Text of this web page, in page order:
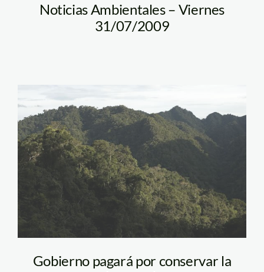
Noticias Ambientales – Viernes
31/07/2009
Gobierno pagará por conservar la